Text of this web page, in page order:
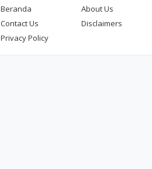
Beranda
About Us
Contact Us
Disclaimers
Privacy Policy